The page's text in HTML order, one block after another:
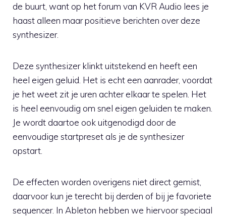
de buurt, want op het forum van KVR Audio lees je
haast alleen maar positieve berichten over deze
synthesizer.
Deze synthesizer klinkt uitstekend en heeft een
heel eigen geluid. Het is echt een aanrader, voordat
je het weet zit je uren achter elkaar te spelen. Het
is heel eenvoudig om snel eigen geluiden te maken.
Je wordt daartoe ook uitgenodigd door de
eenvoudige startpreset als je de synthesizer
opstart.
De effecten worden overigens niet direct gemist,
daarvoor kun je terecht bij derden of bij je favoriete
sequencer. In Ableton hebben we hiervoor speciaal